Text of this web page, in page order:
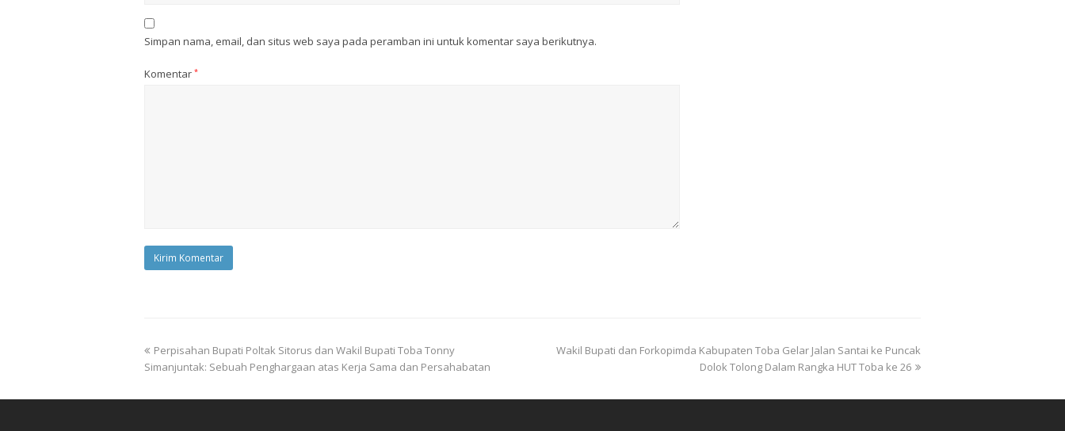
Simpan nama, email, dan situs web saya pada peramban ini untuk komentar saya berikutnya.
Komentar *
Perpisahan Bupati Poltak Sitorus dan Wakil Bupati Toba Tonny
Simanjuntak: Sebuah Penghargaan atas Kerja Sama dan Persahabatan
Wakil Bupati dan Forkopimda Kabupaten Toba Gelar Jalan Santai ke Puncak
Dolok Tolong Dalam Rangka HUT Toba ke 26